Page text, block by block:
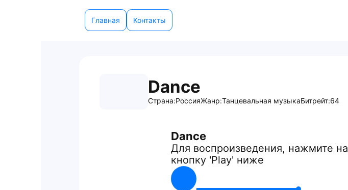
Главная Контакты
Dance
Страна:РоссияЖанр:Танцевальная музыкаБитрейт:64
Dance
Для воспроизведения, нажмите на
кнопку 'Play' ниже